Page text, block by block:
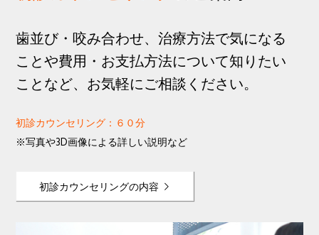
ス
テ
ッ
プ
歯並び・咬み合わせ、治療方法で気になる
ことや費用・お支払方法について知りたい
ことなど、お気軽にご相談ください。
初診カウンセリング：６０分
※写真や3D画像による詳しい説明など
初診カウンセリングの内容